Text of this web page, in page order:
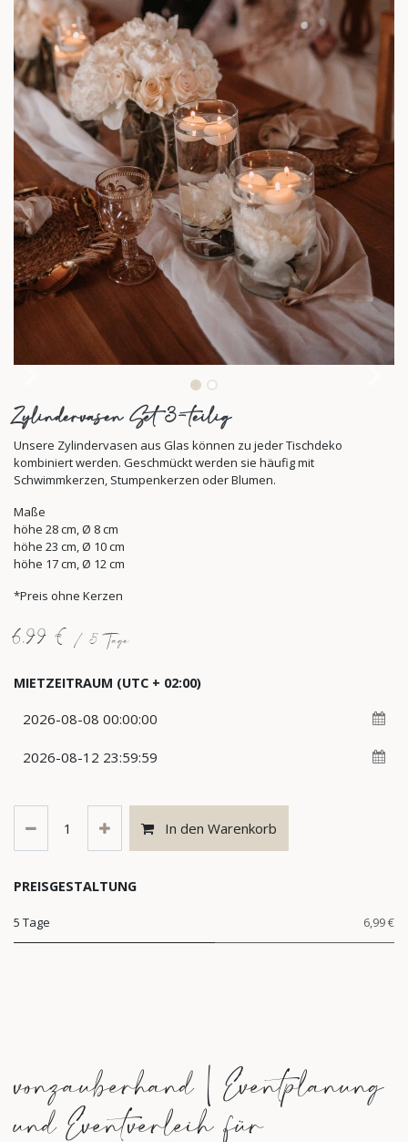
Zylindervasen Set 3-teilig
Unsere Zylindervasen aus Glas können zu jeder Tischdeko
kombiniert werden. Geschmückt werden sie häufig mit
Schwimmkerzen, Stumpenkerzen oder Blumen.
Maße
höhe 28 cm, Ø 8 cm
höhe 23 cm, Ø 10 cm
höhe 17 cm, Ø 12 cm
*Preis ohne Kerzen
6,99 € / 5 Tage
MIETZEITRAUM (UTC + 02:00)
In den Warenkorb
PREISGESTALTUNG
5 Tage 6,99 €
vonzauberhand | Eventplanung
und Eventverleih für